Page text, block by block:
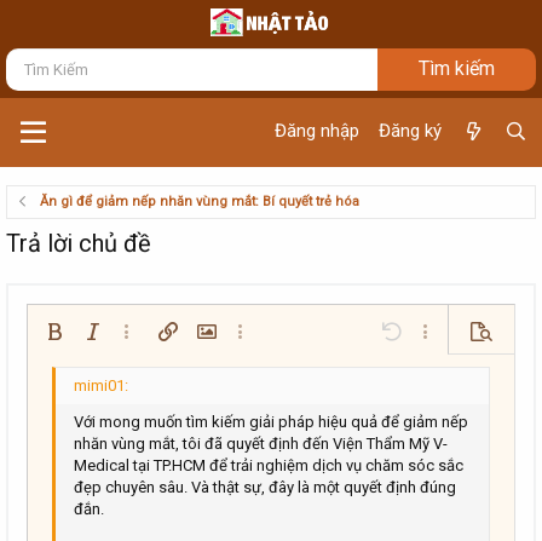
Đăng nhập Đăng ký
Ăn gì để giảm nếp nhăn vùng mắt: Bí quyết trẻ hóa
Trả lời chủ đề
Bold In nghiêngThêm tùy chọn…
Chèn liên kết
Chèn hình ảnh
Thêm tùy chọn… Undo Thêm tùy chọn…
Xem
Kích thước
9
10
12
15
Màu chữPhông chữ
Book Antiqua
Courier New
Georgia
Danh sách không có thứ tự
Thụt lề
Tăng lề
Căn giữa
Căn phải
Justify text
Heading 1
Heading 2
Mặt cườiTrích dẫnMedia
Toggle BB code
Xóa định dạng
Xóa bản thảo
Với mong muốn tìm kiếm giải pháp hiệu quả để giảm nếp
nhăn vùng mắt, tôi đã quyết định đến Viện Thẩm Mỹ V-
Medical tại TP.HCM để trải nghiệm dịch vụ chăm sóc sắc
đẹp chuyên sâu. Và thật sự, đây là một quyết định đúng
đắn.